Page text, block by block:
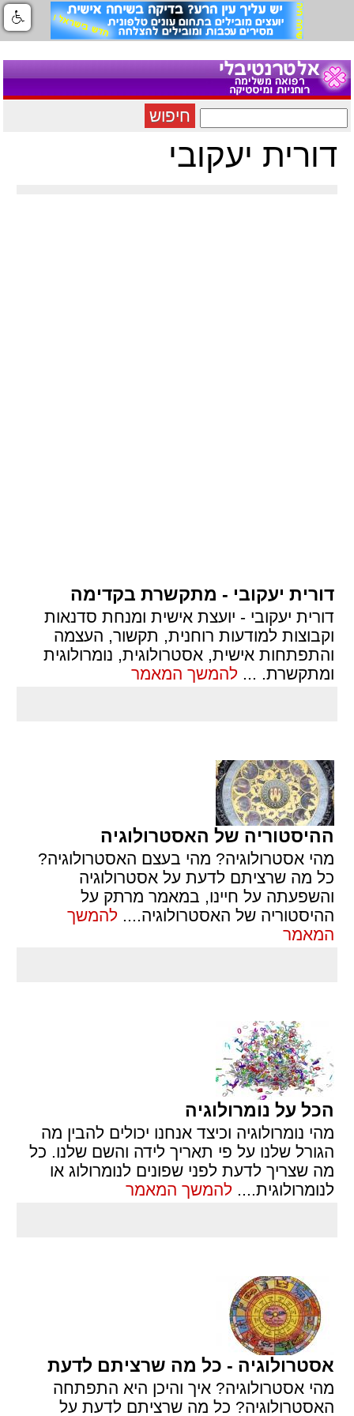
חיפוש
דורית יעקובי
דורית יעקובי - מתקשרת בקדימה
דורית יעקובי - יועצת אישית ומנחת סדנאות
וקבוצות למודעות רוחנית, תקשור, העצמה
והתפתחות אישית, אסטרולוגית, נומרולוגית
ומתקשרת. ... להמשך המאמר
ההיסטוריה של האסטרולוגיה
מהי אסטרולוגיה? מהי בעצם האסטרולוגיה?
כל מה שרציתם לדעת על אסטרולוגיה
והשפעתה על חיינו, במאמר מרתק על
ההיסטוריה של האסטרולוגיה.... להמשך
המאמר
הכל על נומרולוגיה
מהי נומרולוגיה וכיצד אנחנו יכולים להבין מה
הגורל שלנו על פי תאריך לידה והשם שלנו. כל
מה שצריך לדעת לפני שפונים לנומרולוג או
לנומרולוגית.... להמשך המאמר
אסטרולוגיה - כל מה שרציתם לדעת
מהי אסטרולוגיה? איך והיכן היא התפתחה
האסטרולוגיה? כל מה שרציתם לדעת על